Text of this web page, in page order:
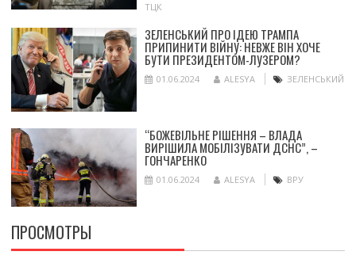
ТЦК
ЗЕЛЕНСЬКИЙ ПРО ІДЕЮ ТРАМПА
ПРИПИНИТИ ВІЙНУ: НЕВЖЕ ВІН ХОЧЕ
БУТИ ПРЕЗИДЕНТОМ-ЛУЗЕРОМ?
01.06.2024 ALESYA ЗЕЛЕНСЬКИЙ
“БОЖЕВІЛЬНЕ РІШЕННЯ – ВЛАДА
ВИРІШИЛА МОБІЛІЗУВАТИ ДСНС”, –
ГОНЧАРЕНКО
01.06.2024 ALESYA ВРУ
ПРОСМОТРЫ